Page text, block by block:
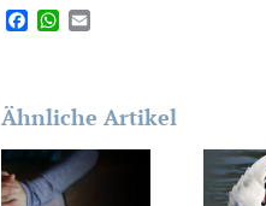
FacebookWhatsApp
Ähnliche Artikel
Grundsätze